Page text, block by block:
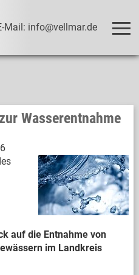
Mail: info@vellmar.de
Wasserentnahme
auf die Entnahme von
im Landkreis